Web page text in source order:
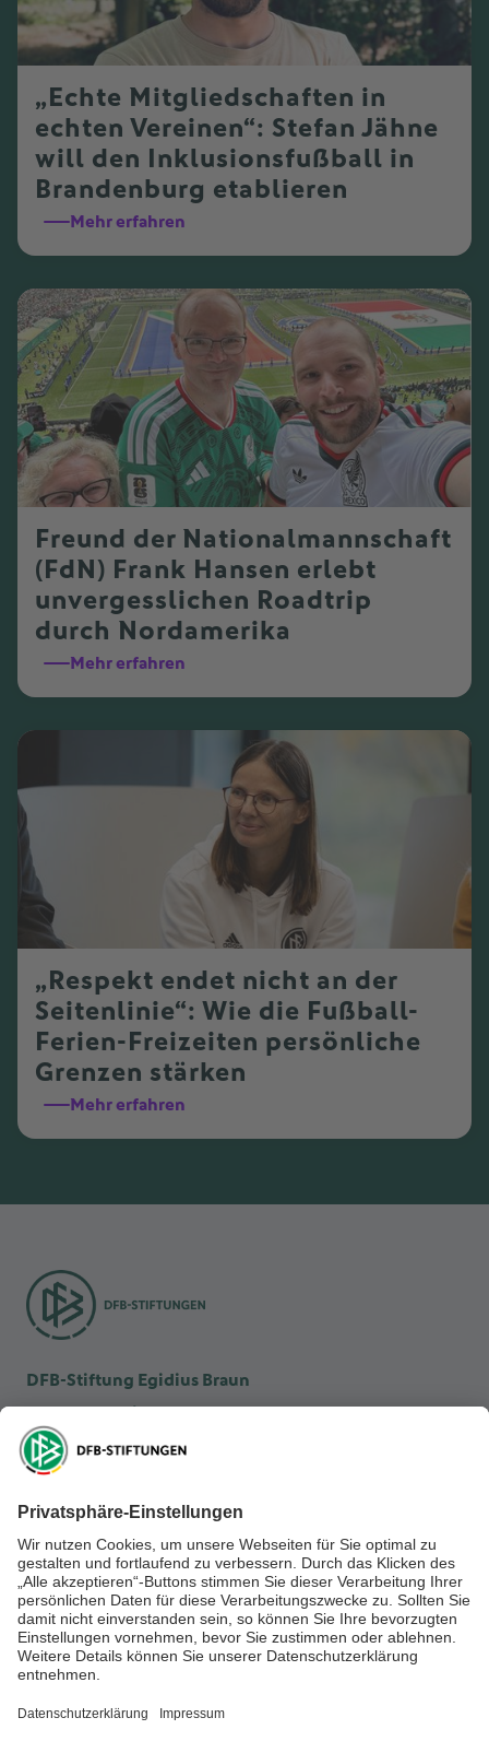
„Echte Mitgliedschaften in
echten Vereinen“: Stefan Jähne
will den Inklusionsfußball in
Brandenburg etablieren
Mehr erfahren
Freund der Nationalmannschaft
(FdN) Frank Hansen erlebt
unvergesslichen Roadtrip
durch Nordamerika
Mehr erfahren
„Respekt endet nicht an der
Seitenlinie“: Wie die Fußball-
Ferien-Freizeiten persönliche
Grenzen stärken
Mehr erfahren
DFB-Stiftung Egidius Braun
DFB-Stiftung Sepp Herberger
NEWSLETTER ABONNIEREN
Anmelden